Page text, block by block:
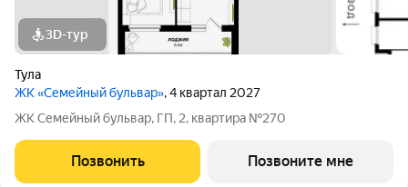
3D-тур
Тула
ЖК «Семейный бульвар», 4 квартал 2027
ЖК Семейный бульвар, ГП, 2, квартира №270
Позвонить Позвоните мне